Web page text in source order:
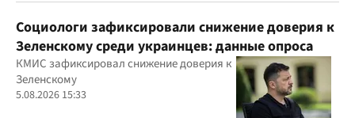
Социологи зафиксировали снижение доверия к
Зеленскому среди украинцев: данные опроса
КМИС зафиксировал снижение доверия к
Зеленскому
5.08.2026 15:33